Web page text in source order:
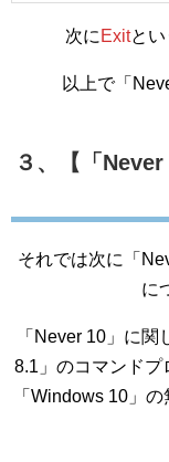
次に Exitとい
以上で「
３、【「
それでは次に「
に
「Never 10」に
8.1」のコマンドプ
「Windows 10」